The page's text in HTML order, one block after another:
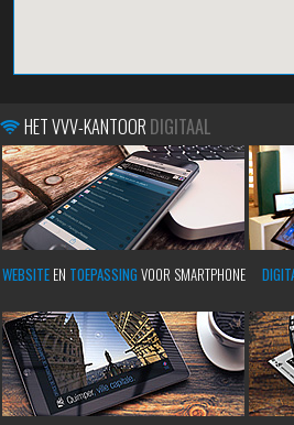
HET VVV-KANTOOR DIGITAAL
WEBSITEEN TOEPASSING VOOR SMARTPHONE